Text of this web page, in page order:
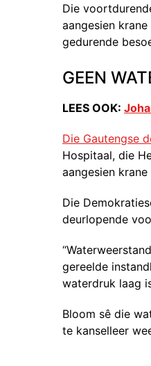
Die
aangesien
gedurende
GEEN
LEES OOK:
Die Gautengse
Hospitaal, die
aangesien
Die
deurlopende
gereelde
waterdruk laag
Bloom sê die
te kanselleer